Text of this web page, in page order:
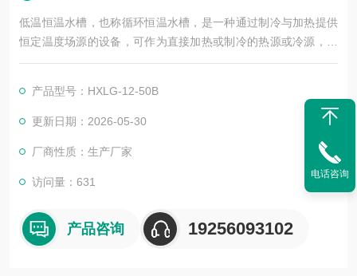
低温恒温水槽，也称循环恒温水槽，是一种通过制冷与加热提供
恒定温度场源的设备，可作为直接加热或制冷的热源或冷源，并
具备辅助温控功能，广泛应用于石油、化工、电子仪表、物理、
化学分析等研究部门、高等院校、企业质检及生产部门。15L高
精度低温恒温槽
产品型号：HXLG-12-50B
更新日期：2026-05-30
厂商性质：生产厂家
访问量：631
产品咨询 19256093102
电话咨询